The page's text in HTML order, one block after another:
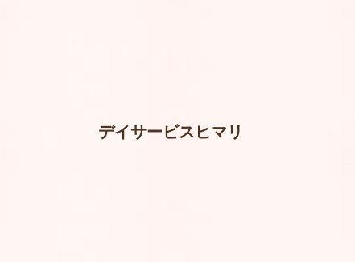
デイサービスヒマリ